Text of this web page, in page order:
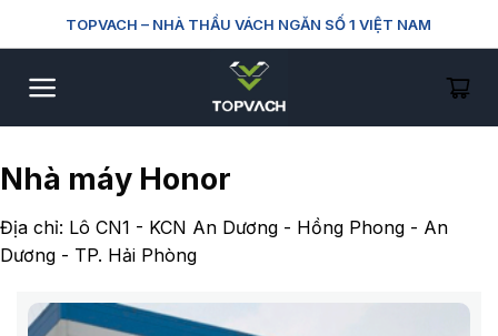
TOPVACH– NHÀ THẦU VÁCH NGĂN SỐ 1 VIỆT NAM
Nhà máy Honor
Địa chỉ: Lô CN1 - KCN An Dương - Hồng Phong - An
Dương - TP. Hải Phòng